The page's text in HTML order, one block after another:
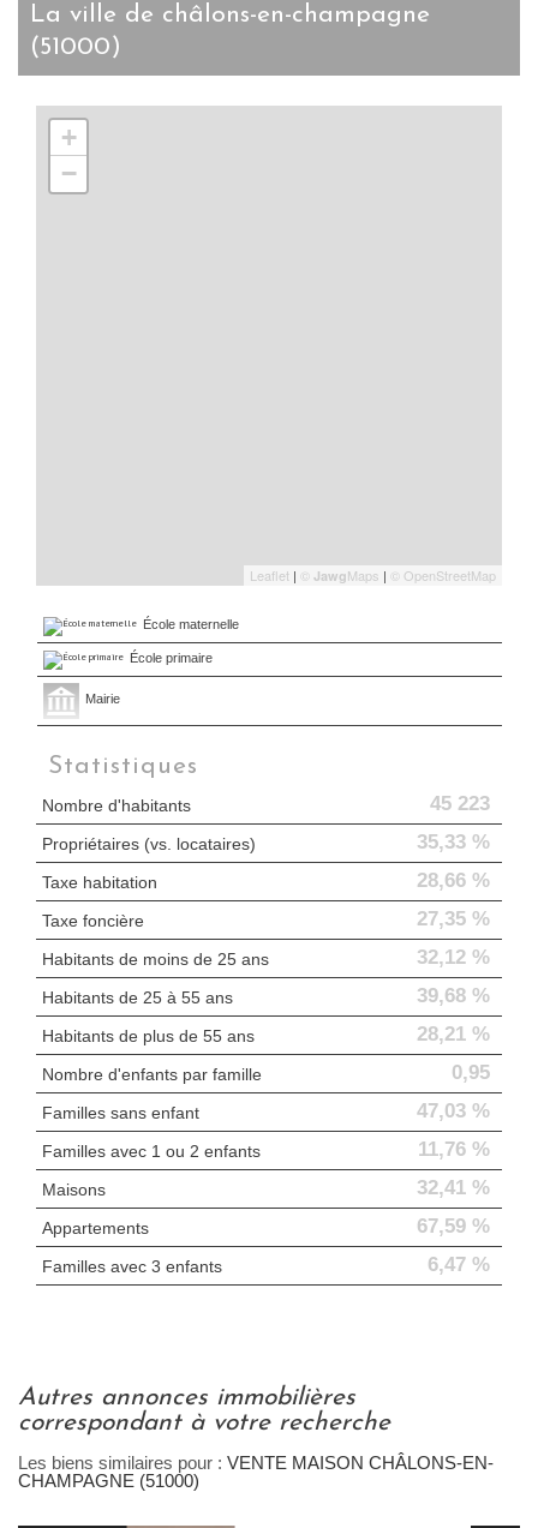
la ville de châlons-en-champagne
(51000)
+
−
Leaflet | © JawgMaps | © OpenStreetMap
École maternelle
École primaire
Mairie
Statistiques
Nombre d'habitants 45 223
Propriétaires (vs. locataires) 35,33 %
Taxe habitation 28,66 %
Taxe foncière 27,35 %
Habitants de moins de 25 ans 32,12 %
Habitants de 25 à 55 ans 39,68 %
Habitants de plus de 55 ans 28,21 %
Nombre d'enfants par famille 0,95
Familles sans enfant 47,03 %
Familles avec 1 ou 2 enfants 11,76 %
Maisons 32,41 %
Appartements 67,59 %
Familles avec 3 enfants 6,47 %
autres annonces immobilières
correspondant à votre recherche
Les biens similaires pour : VENTE MAISON CHÂLONS-EN-
CHAMPAGNE (51000)